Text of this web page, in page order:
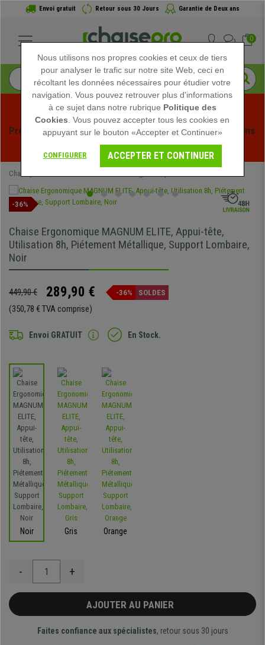
Envoi gratuit Retour sous 30 Jours Garantie de Deux ans
0
Profitez des soldes d'été chez Chaisepro ! Des réductions
exclusives pour une durée limitée - Voir l'offre
Chaisepro
-36%
Chaise Ergonomique MAGNUM ELITE, Appui-tête,
Utilisation 8h, Piétement Métallique, Support Lombaire,
Noir
449,90 € 289,90 € -36% SOLDES
(350,78 € TVA comprise)
Envoi GRATUIT En Stock.
Noir Gris Orange
- +
AJOUTER AU PANIER
Faites confiance aux spécialistes, retour sous 30 jours
Nous utilisons nos propres cookies et ceux de tiers
pour analyser le trafic sur notre site Web, ceci en
récoltant les données nécessaires pour étudier votre
navigation. Vous pouvez retrouver plus d'informations
à ce sujet dans notre rubrique Politique des
Cookies . Vous pouvez accepter tous les cookies en
appuyant sur le bouton «Accepter et Continuer»
CONFIGURER ACCEPTER ET CONTINUER